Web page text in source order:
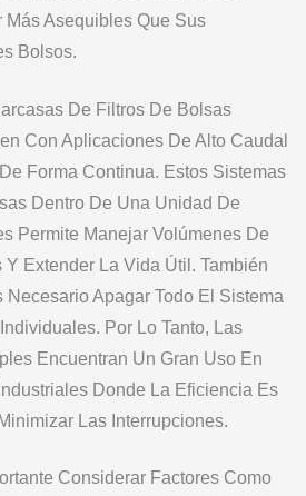
Más Asequibles Que Sus
Bolsos.
De Filtros De Bolsas
Con Aplicaciones De Alto Caudal
Forma Continua. Estos Sistemas
Dentro De Una Unidad De
Permite Manejar Volúmenes De
Y Extender La Vida Útil. También
Necesario Apagar Todo El Sistema
Por Lo Tanto, Las
Encuentran Un Gran Uso En
Donde La Eficiencia Es
Las Interrupciones.
Considerar Factores Como